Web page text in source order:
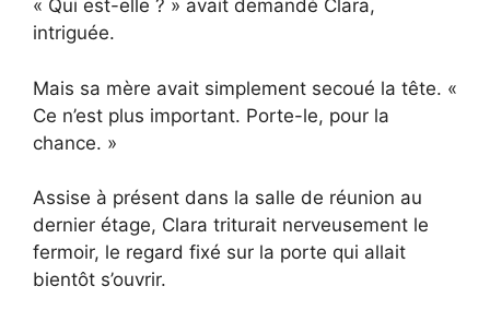
« Qui est-elle ? » avait demandé Clara,
intriguée.
Mais sa mère avait simplement secoué la tête. «
Ce n’est plus important. Porte-le, pour la
chance. »
Assise à présent dans la salle de réunion au
dernier étage, Clara triturait nerveusement le
fermoir, le regard fixé sur la porte qui allait
bientôt s’ouvrir.